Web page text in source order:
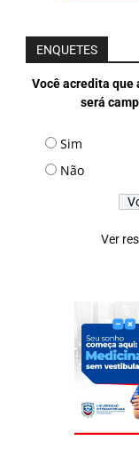
ENQUETES
Você acredita que
será
Sim
Não
Ver